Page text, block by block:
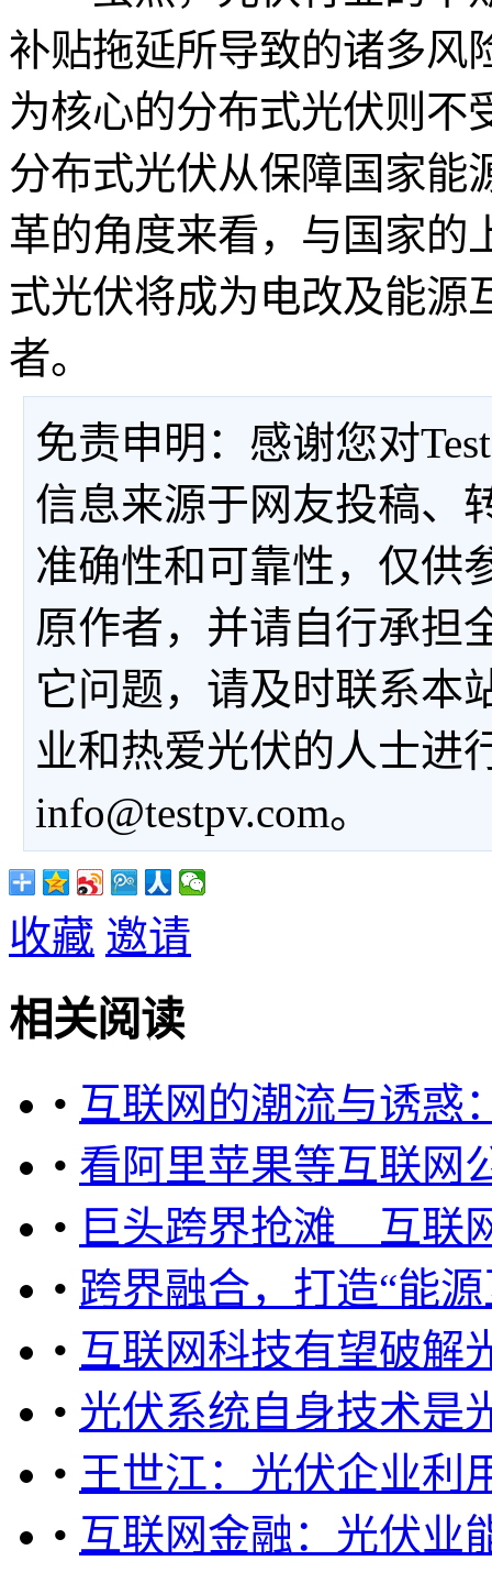
补贴拖延所导致的诸多风
为核心的分布式光伏则不
分布式光伏从保障国家能
革的角度来看，与国家的
式光伏将成为电改及能源
者。
免责申明：感谢您对
信息来源于网友投稿、
准确性和可靠性，仅供
原作者，并请自行承担
它问题，请及时联系本
业和热爱光伏的人士进
info@testpv.com。
收藏 邀请
相关阅读
• 互联网的潮流与诱惑
• 看阿里苹果等互联网
• 巨头跨界抢滩 互联
• 跨界融合，打造“能
• 互联网科技有望破解
• 光伏系统自身技术是
• 王世江：光伏企业利
• 互联网金融：光伏业